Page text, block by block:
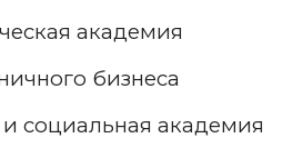
академия
бизнеса
социальная академия